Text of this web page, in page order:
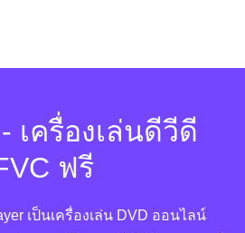
เครื่องเล่นดีวีดี
ฟรี
เป็นเครื่องเล่น DVD ออนไลน์